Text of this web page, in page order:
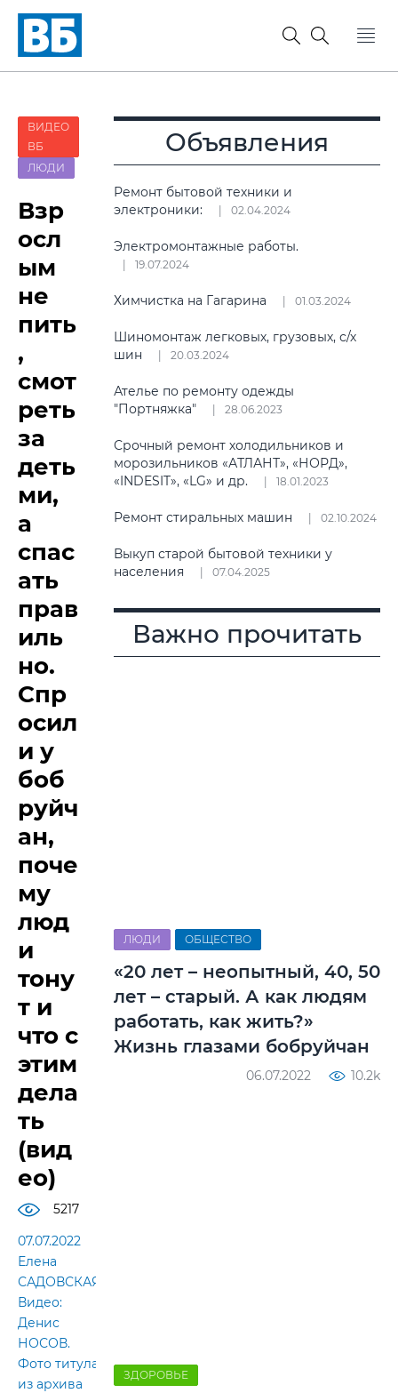
ВИДЕО
ВБ
ЛЮДИ
Взр
осл
ым
не
пить
,
смот
реть
за
деть
ми,
а
спас
ать
прав
иль
но.
Спр
осил
и у
боб
руйч
ан,
поче
му
люд
и
тону
т и
что с
этим
дела
ть
(вид
ео)
5217
07.07.2022
Елена
САДОВСКАЯ.
Видео:
Денис
НОСОВ.
Фото титула
из архива
Объявления
Ремонт бытовой техники и
электроники:
02.04.2024
Электромонтажные работы.
19.07.2024
Химчистка на Гагарина 01.03.2024
Шиномонтаж легковых, грузовых, с/х
шин
20.03.2024
Ателье по ремонту одежды
"Портняжка"
28.06.2023
Срочный ремонт холодильников и
морозильников «АТЛАНТ», «НОРД»,
«INDESIT», «LG» и др.
18.01.2023
Ремонт стиральных машин 02.10.2024
Выкуп старой бытовой техники у
населения
07.04.2025
Важно прочитать
ЛЮДИ ОБЩЕСТВО
«20 лет – неопытный, 40, 50
лет – старый. А как людям
работать, как жить?»
Жизнь глазами бобруйчан
06.07.2022 10.2k
ЗДОРОВЬЕ